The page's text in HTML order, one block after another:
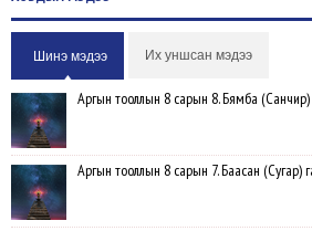
Шинэ мэдээ Их уншсан мэдээ
Аргын тооллын 8 сарын 8. Бямба (Санчир)
Аргын тооллын 8 сарын 7. Баасан (Сугар)